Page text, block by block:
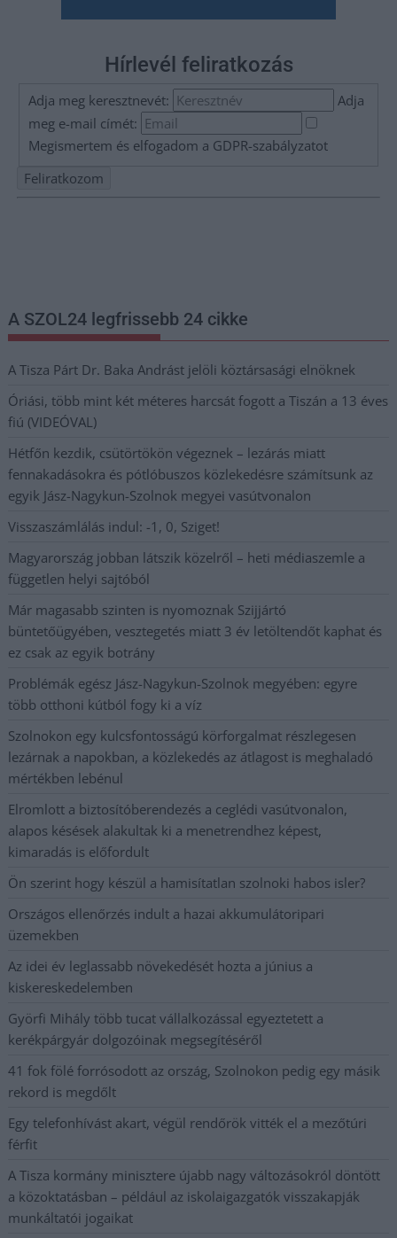
Hírlevél feliratkozás
Adja meg keresztnevét:
Adja
meg e-mail címét:
Megismertem és elfogadom a GDPR-szabályzatot
A SZOL24 legfrissebb 24 cikke
A Tisza Párt Dr. Baka Andrást jelöli köztársasági elnöknek
Óriási, több mint két méteres harcsát fogott a Tiszán a 13 éves
fiú (VIDEÓVAL)
Hétfőn kezdik, csütörtökön végeznek – lezárás miatt
fennakadásokra és pótlóbuszos közlekedésre számítsunk az
egyik Jász-Nagykun-Szolnok megyei vasútvonalon
Visszaszámlálás indul: -1, 0, Sziget!
Magyarország jobban látszik közelről – heti médiaszemle a
független helyi sajtóból
Már magasabb szinten is nyomoznak Szijjártó
büntetőügyében, vesztegetés miatt 3 év letöltendőt kaphat és
ez csak az egyik botrány
Problémák egész Jász-Nagykun-Szolnok megyében: egyre
több otthoni kútból fogy ki a víz
Szolnokon egy kulcsfontosságú körforgalmat részlegesen
lezárnak a napokban, a közlekedés az átlagost is meghaladó
mértékben lebénul
Elromlott a biztosítóberendezés a ceglédi vasútvonalon,
alapos késések alakultak ki a menetrendhez képest,
kimaradás is előfordult
Ön szerint hogy készül a hamisítatlan szolnoki habos isler?
Országos ellenőrzés indult a hazai akkumulátoripari
üzemekben
Az idei év leglassabb növekedését hozta a június a
kiskereskedelemben
Györfi Mihály több tucat vállalkozással egyeztetett a
kerékpárgyár dolgozóinak megsegítéséről
41 fok fölé forrósodott az ország, Szolnokon pedig egy másik
rekord is megdőlt
Egy telefonhívást akart, végül rendőrök vitték el a mezőtúri
férfit
A Tisza kormány minisztere újabb nagy változásokról döntött
a közoktatásban – például az iskolaigazgatók visszakapják
munkáltatói jogaikat